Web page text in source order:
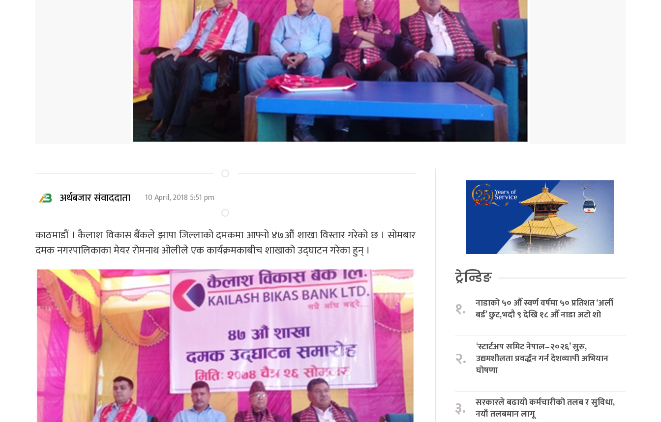
अर्थबजार संवाददाता 10 April, 2018 5:51 pm
काठमाडौं । कैलाश विकास बैंकले झापा जिल्लाको दमकमा आफ्नो ४७औं शाखा विस्तार गरेको छ । सोमबार
दमक नगरपालिकाका मेयर रोमनाथ ओलीले एक कार्यक्रमकाबीच शाखाको उद्घाटन गरेका हुन् ।
ट्रेन्डिङ
१.
नाडाको ५० औँ स्वर्ण वर्षमा ५० प्रतिशत ‘अर्ली
बर्ड’ छुट,भदौ ९ देखि १८ औँ नाडा अटो शो
२.
‘स्टार्टअप समिट नेपाल–२०२६’ सुरु,
उद्यमशीलता प्रवर्द्धन गर्न देशव्यापी अभियान
घोषणा
३.
सरकारले बढायो कर्मचारीको तलब र सुविधा,
नयाँ तलबमान लागू